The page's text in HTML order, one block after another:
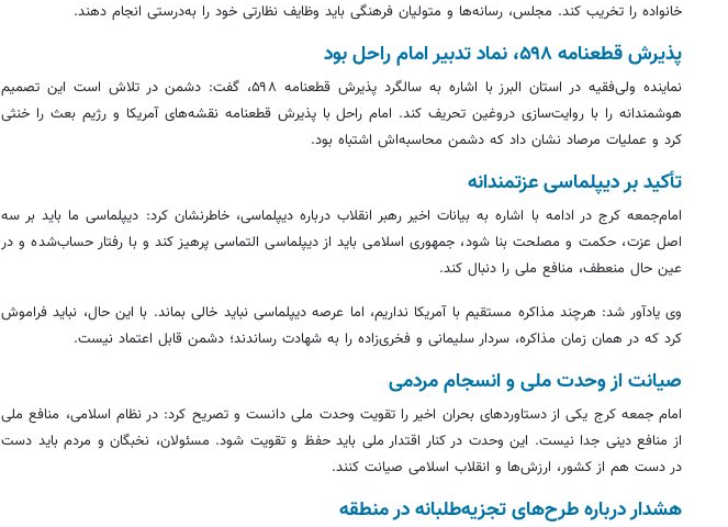
خانواده را تخریب کند. مجلس، رسانه‌ها و متولیان فرهنگی باید وظایف نظارتی خود را به‌درستی انجام دهند.
پذیرش قطعنامه ۵۹۸، نماد تدبیر امام راحل بود
نماینده ولی‌فقیه در استان البرز با اشاره به سالگرد پذیرش قطعنامه ۵۹۸، گفت: دشمن در تلاش است این تصمیم
هوشمندانه را با روایت‌سازی دروغین تحریف کند. امام راحل با پذیرش قطعنامه نقشه‌های آمریکا و رژیم بعث را خنثی
کرد و عملیات مرصاد نشان داد که دشمن محاسبه‌اش اشتباه بود.
تأکید بر دیپلماسیعزتمندانه
امام‌جمعه کرج در ادامه با اشاره به بیانات اخیر رهبر انقلاب درباره دیپلماسی، خاطرنشان کرد: دیپلماسی ما باید بر سه
اصل عزت، حکمت و مصلحت بنا شود، جمهوری اسلامی باید از دیپلماسی التماسی پرهیز کند و با رفتار حساب‌شده و در
عین حال منعطف، منافع ملی را دنبال کند.
وی یادآور شد: هرچند مذاکره مستقیم با آمریکا نداریم، اما عرصه دیپلماسی نباید خالی بماند. با این حال، نباید فراموش
کرد که در همان زمان مذاکره، سردار سلیمانی و فخری‌زاده را به شهادت رساندند؛ دشمن قابل اعتماد نیست.
صیانت از وحدت ملی و انسجام مردمی
امام جمعه کرج یکی از دستاوردهای بحران اخیر را تقویت وحدت ملی دانست و تصریح کرد: در نظام اسلامی، منافع ملی
از منافع دینی جدا نیست. این وحدت در کنار اقتدار ملی باید حفظ و تقویت شود. مسئولان، نخبگان و مردم باید دست
در دست هم از کشور، ارزش‌ها و انقلاب اسلامی صیانت کنند.
هشدار درباره طرح‌های تجزیه‌طلبانه در منطقه